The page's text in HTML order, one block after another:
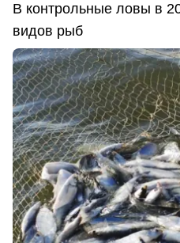
В контрольные ловы в
видов рыб